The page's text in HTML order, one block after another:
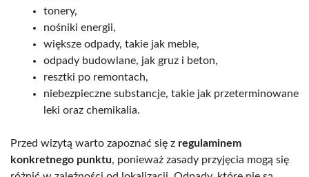
tonery,
nośniki energii,
większe odpady, takie jak meble,
odpady budowlane, jak gruz i beton,
resztki po remontach,
niebezpieczne substancje, takie jak przeterminowane
leki oraz chemikalia.
Przed wizytą warto zapoznać się z regulaminem
konkretnego punktu, ponieważ zasady przyjęcia mogą się